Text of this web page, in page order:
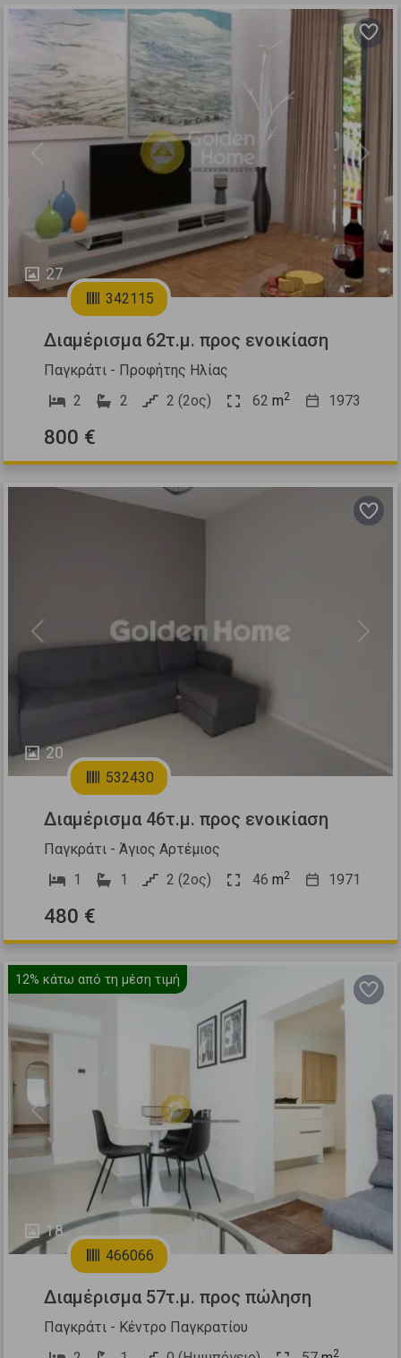
27
Previous Next
342115
Διαμέρισμα 62τ.μ. προς ενοικίαση
Παγκράτι - Προφήτης Ηλίας
2
2 2 (2ος) 62 m2 1973
800 €
20
Previous Next
532430
Διαμέρισμα 46τ.μ. προς ενοικίαση
Παγκράτι - Άγιος Αρτέμιος
1
1 2 (2ος) 46 m2 1971
480 €
12% κάτω από τη μέση τιμή
18
Previous Next
466066
Διαμέρισμα 57τ.μ. προς πώληση
Παγκράτι - Κέντρο Παγκρατίου
2